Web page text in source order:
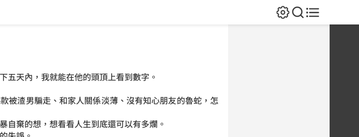
五天內，我就能在他的頭頂上看到數字。
被渣男騙走、和家人關係淡薄、沒有知心朋友的魯蛇，怎
自棄的想，想看看人生到底還可以有多爛。